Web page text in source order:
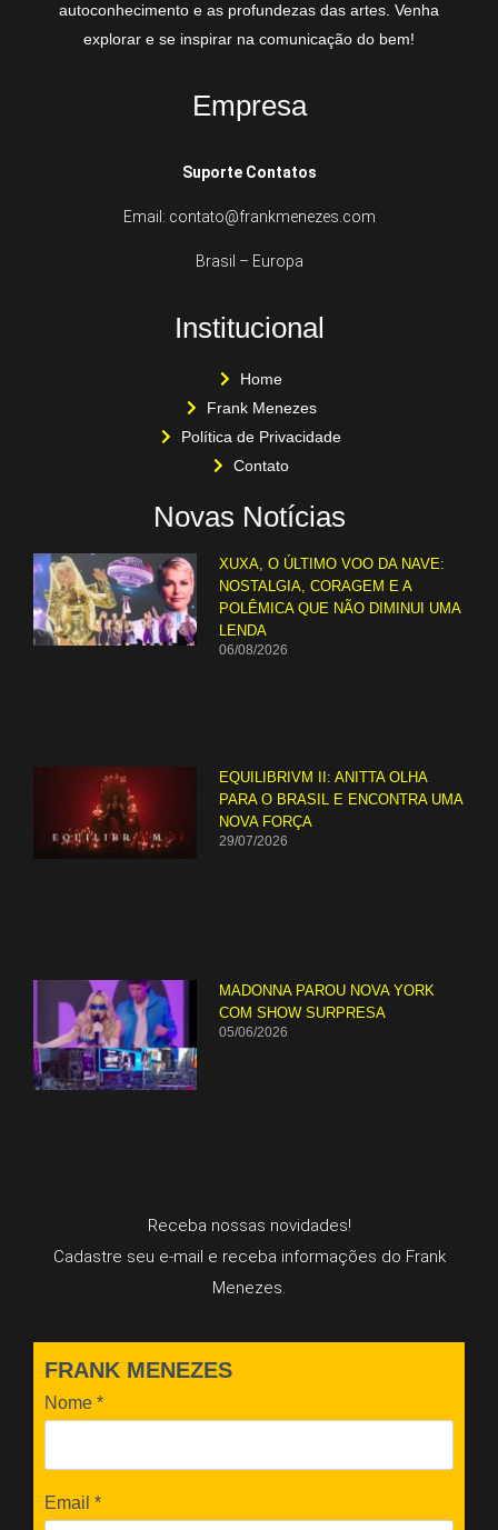
autoconhecimento e as profundezas das artes. Venha
explorar e se inspirar na comunicação do bem!
Empresa
Suporte Contatos
Email: contato@frankmenezes.com
Brasil – Europa
Institucional
Home
Frank Menezes
Política de Privacidade
Contato
Novas Notícias
XUXA, O ÚLTIMO VOO DA NAVE:
NOSTALGIA, CORAGEM E A
POLÊMICA QUE NÃO DIMINUI UMA
LENDA
06/08/2026
EQUILIBRIVM II: ANITTA OLHA
PARA O BRASIL E ENCONTRA UMA
NOVA FORÇA
29/07/2026
MADONNA PAROU NOVA YORK
COM SHOW SURPRESA
05/06/2026
Receba nossas novidades!
Cadastre seu e-mail e receba informações do Frank
Menezes.
FRANK MENEZES
Nome *
Email *